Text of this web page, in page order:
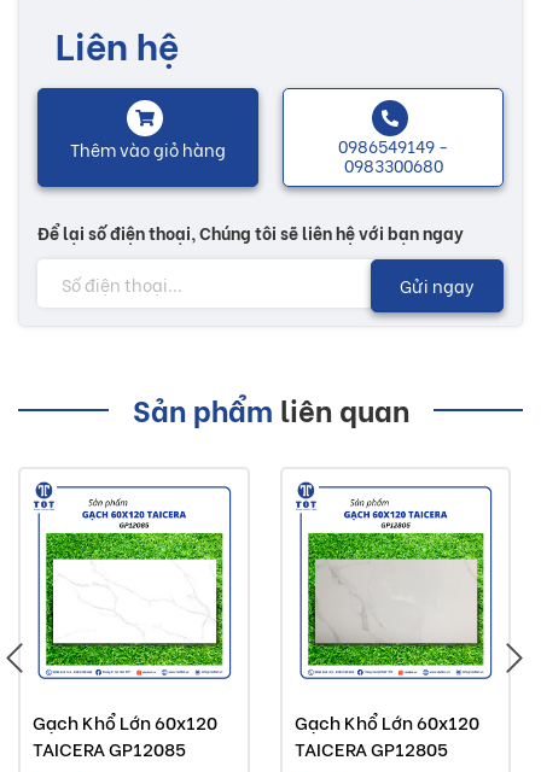
Liên hệ
Thêm vào giỏ hàng 0986549149 -
0983300680
Để lại số điện thoại, Chúng tôi sẽ liên hệ với bạn ngay
Gửi ngay
Sản phẩm liên quan
Gạch Khổ Lớn 60x120
TAICERA GP12085
Gạch Khổ Lớn 60x120
TAICERA GP12805